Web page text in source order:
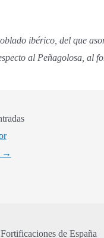
ibérico, del que
al Peñagolosa, al
→
de España